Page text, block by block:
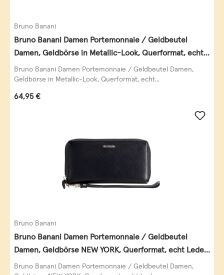
Bruno Banani
Bruno Banani Damen Portemonnaie / Geldbeutel
Damen, Geldbörse in Metallic-Look, Querformat, echt
Leder, schwarz-gold
Bruno Banani Damen Portemonnaie / Geldbeutel Damen,
Geldbörse in Metallic-Look, Querformat, echt...
Regulärer Preis:
64,95 €
Bruno Banani
Bruno Banani Damen Portemonnaie / Geldbeutel
Damen, Geldbörse NEW YORK, Querformat, echt Leder,
schwarz
Bruno Banani Damen Portemonnaie / Geldbeutel Damen,